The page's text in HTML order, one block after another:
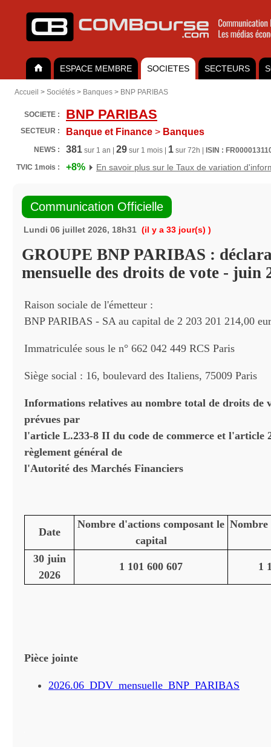
ESPACE MEMBRE SOCIETES SECTEURS
Accueil > Sociétés > Banques > BNP PARIBAS
SOCIETE : BNP PARIBAS
SECTEUR : Banque et Finance > Banques
NEWS : 381 sur 1 an | 29 sur 1 mois | 1 sur 72h |
ISIN :
TVIC 1mois :
+8% En savoir plus sur le Taux de variation
Communication Officielle
Lundi 06 juillet 2026, 18h31 (il y a 33 jour(s) )
GROUPE BNP PARIBAS :
mensuelle des droits de vote - juin
Raison sociale de l'émetteur :
BNP PARIBAS - SA au capital de 2 203 201 214,00
Immatriculée sous le n° 662 042 449 RCS Paris
Siège social : 16, boulevard des Italiens, 75009 Paris
Informations relatives au nombre total de droits de
prévues par
l'article L.233-8 II du code de commerce et l'article
règlement général de
l'Autorité des Marchés Financiers
Date
Nombre d'actions composant le
capital
Nombre
30 juin
2026
1 101 600 607 1
Pièce jointe
2026.06_DDV_mensuelle_BNP_PARIBAS